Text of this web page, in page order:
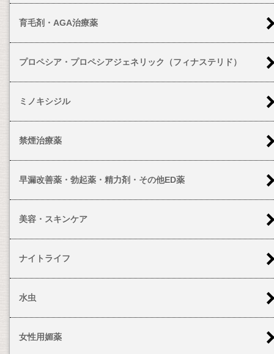
育毛剤・AGA治療薬
プロペシア・プロペシアジェネリック（フィナステリド）
ミノキシジル
禁煙治療薬
早漏改善薬・勃起薬・精力剤・その他ED薬
美容・スキンケア
ナイトライフ
水虫
女性用媚薬